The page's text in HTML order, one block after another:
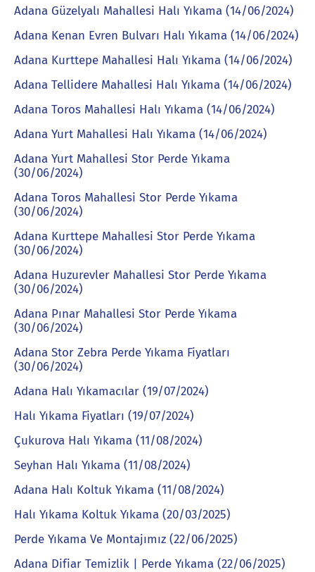
Adana Güzelyalı Mahallesi Halı Yıkama (14/06/2024)
Adana Kenan Evren Bulvarı Halı Yıkama (14/06/2024)
Adana Kurttepe Mahallesi Halı Yıkama (14/06/2024)
Adana Tellidere Mahallesi Halı Yıkama (14/06/2024)
Adana Toros Mahallesi Halı Yıkama (14/06/2024)
Adana Yurt Mahallesi Halı Yıkama (14/06/2024)
Adana Yurt Mahallesi Stor Perde Yıkama
(30/06/2024)
Adana Toros Mahallesi Stor Perde Yıkama
(30/06/2024)
Adana Kurttepe Mahallesi Stor Perde Yıkama
(30/06/2024)
Adana Huzurevler Mahallesi Stor Perde Yıkama
(30/06/2024)
Adana Pınar Mahallesi Stor Perde Yıkama
(30/06/2024)
Adana Stor Zebra Perde Yıkama Fiyatları
(30/06/2024)
Adana Halı Yıkamacılar (19/07/2024)
Halı Yıkama Fiyatları (19/07/2024)
Çukurova Halı Yıkama (11/08/2024)
Seyhan Halı Yıkama (11/08/2024)
Adana Halı Koltuk Yıkama (11/08/2024)
Halı Yıkama Koltuk Yıkama (20/03/2025)
Perde Yıkama Ve Montajımız (22/06/2025)
Adana Difiar Temizlik | Perde Yıkama (22/06/2025)